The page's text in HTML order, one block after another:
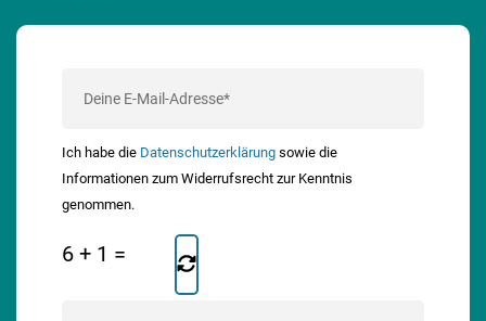
Ich habe die Datenschutzerklärung sowie die
Informationen zum Widerrufsrecht zur Kenntnis
genommen.
6 + 1 =